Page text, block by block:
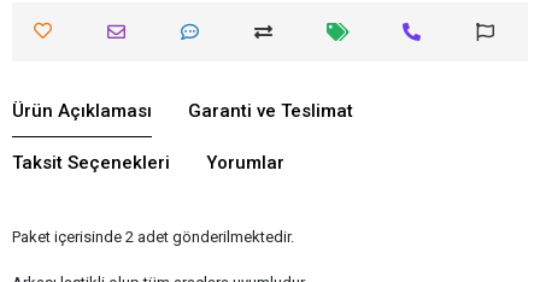
Ürün Açıklaması Garanti ve Teslimat
Taksit Seçenekleri Yorumlar
Paket içerisinde 2 adet gönderilmektedir.